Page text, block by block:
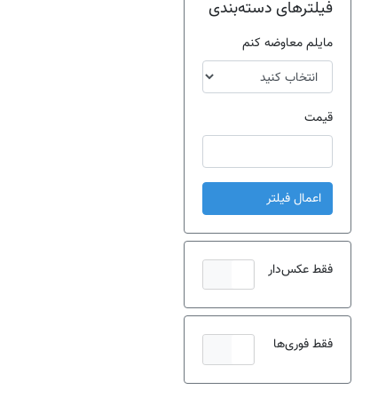
فیلترهای دسته‌بندی
مایلم معاوضه کنم
قیمت
اعمال فیلتر
فقط عکس‌دار
فقط فوری‌ها